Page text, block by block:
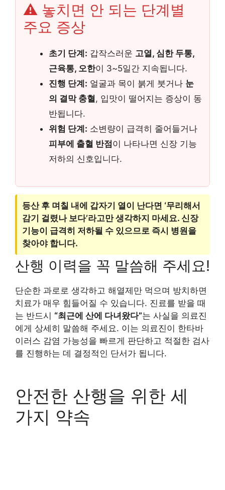
⚠️ 놓치면 안 되는 단계별
주요 증상
초기 단계: 갑작스러운 고열, 심한 두통,
근육통, 오한이 3~5일간 지속됩니다.
진행 단계: 얼굴과 목이 붉게 붓거나 눈
의 결막 충혈, 입맛이 떨어지는 증상이 동
반됩니다.
위험 단계: 소변량이 급격히 줄어들거나
피부에 출혈 반점이 나타나면 신장 기능
저하의 신호입니다.
등산 후 며칠 내에 갑자기 열이 난다면 ‘무리해서
감기 걸렸나 보다’라고만 생각하지 마세요. 신장
기능이 급격히 저하될 수 있으므로 즉시 병원을
찾아야 합니다.
산행 이력을 꼭 말씀해 주세요!
단순한 과로로 생각하고 해열제만 먹으며 방치하면
치료가 매우 힘들어질 수 있습니다. 진료를 받을 때
는 반드시 “최근에 산에 다녀왔다”는 사실을 의료진
에게 상세히 말씀해 주세요. 이는 의료진이 한타바
이러스 감염 가능성을 빠르게 판단하고 적절한 검사
를 진행하는 데 결정적인 단서가 됩니다.
안전한 산행을 위한 세
가지 약속